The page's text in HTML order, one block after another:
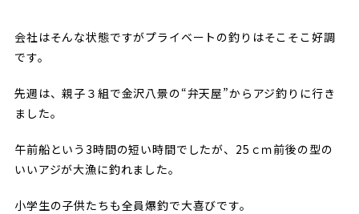
会社はそんな状態ですがプライベートの釣りはそこそこ好調
です。
先週は、親子３組で金沢八景の“弁天屋”からアジ釣りに行き
ました。
午前船という3時間の短い時間でしたが、25ｃｍ前後の型の
いいアジが大漁に釣れました。
小学生の子供たちも全員爆釣で大喜びです。